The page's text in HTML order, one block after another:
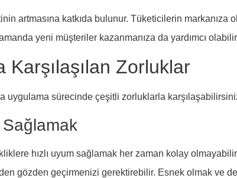
artmasına katkıda bulunur. Tüketicilerin markanıza
yeni müşteriler kazanmanıza da yardımcı
Karşılaşılan Zorluklar
uygulama sürecinde çeşitli zorluklarla
hızlı uyum sağlamak her zaman kolay
gözden geçirmenizi gerektirebilir. Esnek olmak ve